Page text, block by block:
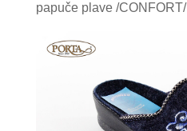
papuče plave /CONFORT/